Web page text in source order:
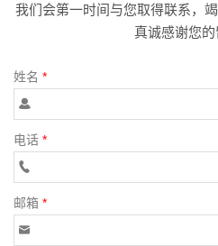
我们会第一时间与您取得联系，
真诚感谢您的
姓名 *
电话 *
邮箱 *